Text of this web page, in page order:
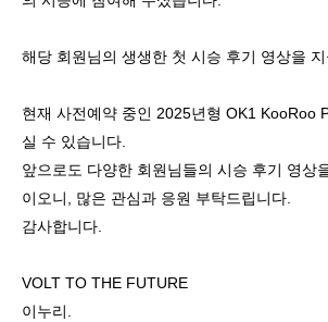
해당 회원님의 생생한 첫 시승 후기 영상을
현재 사전예약 중인 2025년형 OK1 KooRoo
실 수 있습니다.
앞으로도 다양한 회원님들의 시승 후기 영상
이오니, 많은 관심과 응원 부탁드립니다.
감사합니다.
VOLT TO THE FUTURE
이누리.